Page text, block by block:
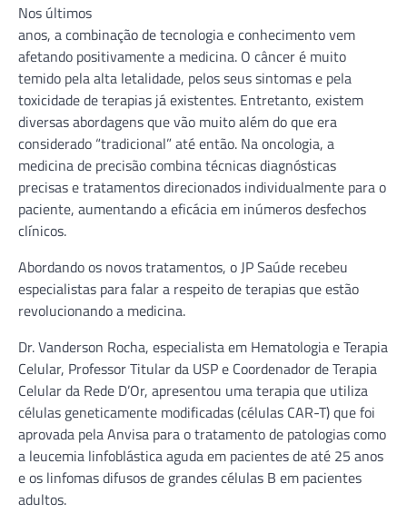
Nos últimos
anos, a combinação de tecnologia e conhecimento vem
afetando positivamente a medicina. O câncer é muito
temido pela alta letalidade, pelos seus sintomas e pela
toxicidade de terapias já existentes. Entretanto, existem
diversas abordagens que vão muito além do que era
considerado “tradicional” até então. Na oncologia, a
medicina de precisão combina técnicas diagnósticas
precisas e tratamentos direcionados individualmente para o
paciente, aumentando a eficácia em inúmeros desfechos
clínicos.
Abordando os novos tratamentos, o JP Saúde recebeu
especialistas para falar a respeito de terapias que estão
revolucionando a medicina.
Dr. Vanderson Rocha, especialista em Hematologia e Terapia
Celular, Professor Titular da USP e Coordenador de Terapia
Celular da Rede D’Or, apresentou uma terapia que utiliza
células geneticamente modificadas (células CAR-T) que foi
aprovada pela Anvisa para o tratamento de patologias como
a leucemia linfoblástica aguda em pacientes de até 25 anos
e os linfomas difusos de grandes células B em pacientes
adultos.